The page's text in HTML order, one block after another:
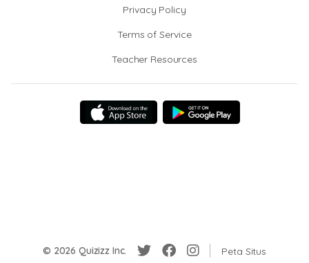
Privacy Policy
Terms of Service
Teacher Resources
© 2026 Quizizz Inc. Peta Situs